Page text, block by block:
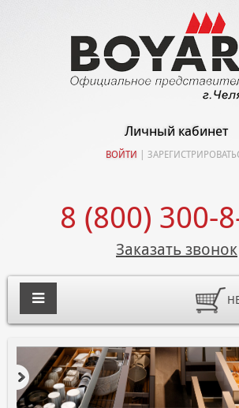
Личный кабинет
ВОЙТИ
8 (800) 300-
Заказать звонок